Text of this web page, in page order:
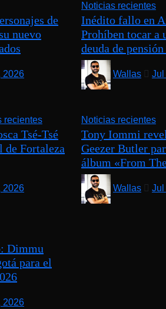
de
nuevo
2026
Noticias recientes
Inédito fallo en
Prohíben tocar a
deuda de
Wallas Jul
recientes
Tsé-Tsé
de Fortaleza
2026
Noticias recientes
Tony Iommi
Geezer Butler
álbum «From
Wallas Jul
Dimmu
para el
2026